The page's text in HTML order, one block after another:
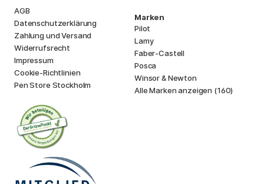
AGB
Datenschutzerklärung
Zahlung und Versand
Widerrufsrecht
Impressum
Cookie-Richtlinien
Pen Store Stockholm
Marken
Pilot
Lamy
Faber-Castell
Posca
Winsor & Newton
Alle Marken anzeigen (160)